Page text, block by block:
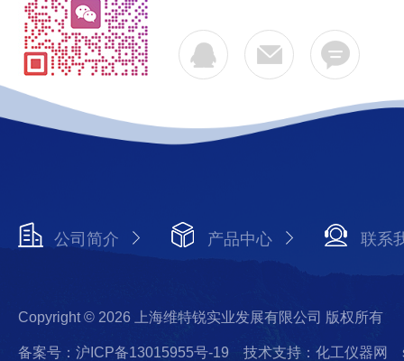
公司简介 产品中心 联系
Copyright © 2026 上海维特锐实业发展有限公司 版权所有
备案号：沪ICP备13015955号-19 技术支持：化工仪器网